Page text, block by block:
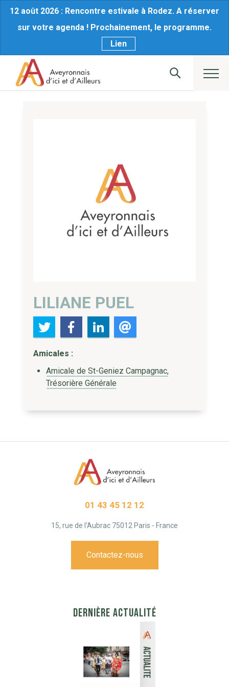
12 août 2026 : Rencontre estivale à Rodez. A réserver
sur votre agenda ! Prochainement, le programme.
Lien
LILIANE PUEL
Amicales :
Amicale de St-Geniez Campagnac,
Trésorière Générale
01 43 45 12 12
15, rue de l'Aubrac 75012 Paris - France
Contactez-nous
DERNIÈRE ACTUALITÉ